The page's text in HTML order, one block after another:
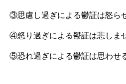
③思慮し過ぎによる鬱証は怒ら
④怒り過ぎによる鬱証は悲しま
⑤恐れ過ぎによる鬱証は思わせ